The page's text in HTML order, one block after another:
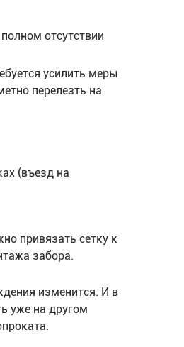
отсутствии
усилить меры
перелезть на
(въезд на
привязать сетку к
забора.
изменится. И в
уже на другом